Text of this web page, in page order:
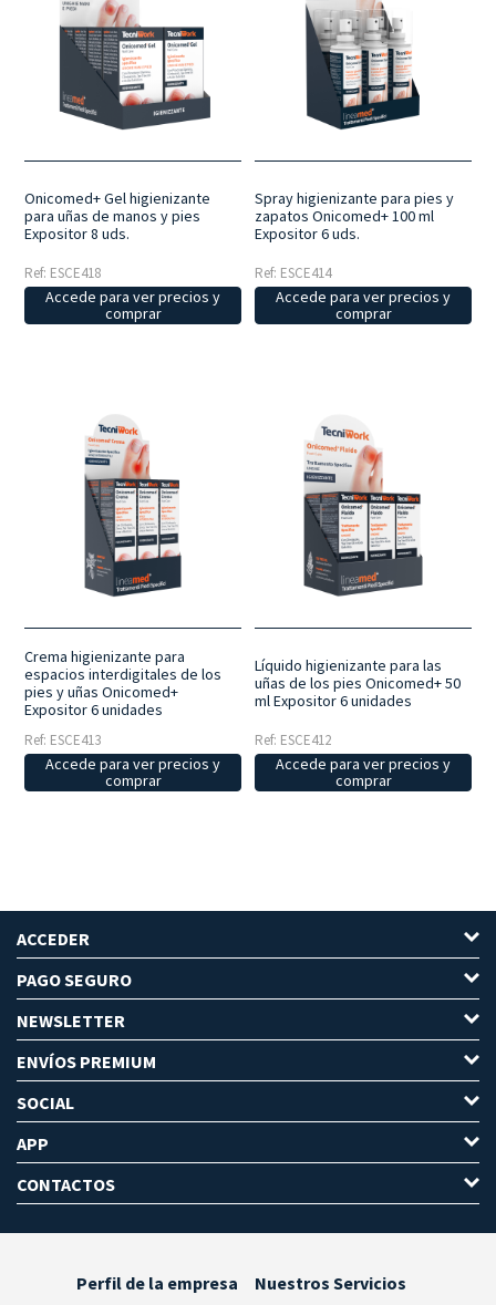
Onicomed+ Gel higienizante
para uñas de manos y pies
Expositor 8 uds.
Ref: ESCE418
Accede para ver precios y
comprar
Spray higienizante para pies y
zapatos Onicomed+ 100 ml
Expositor 6 uds.
Ref: ESCE414
Accede para ver precios y
comprar
Crema higienizante para
espacios interdigitales de los
pies y uñas Onicomed+
Expositor 6 unidades
Ref: ESCE413
Accede para ver precios y
comprar
Líquido higienizante para las
uñas de los pies Onicomed+ 50
ml Expositor 6 unidades
Ref: ESCE412
Accede para ver precios y
comprar
ACCEDER
PAGO SEGURO
NEWSLETTER
ENVÍOS PREMIUM
SOCIAL
APP
CONTACTOS
Perfil de la empresa Nuestros Servicios